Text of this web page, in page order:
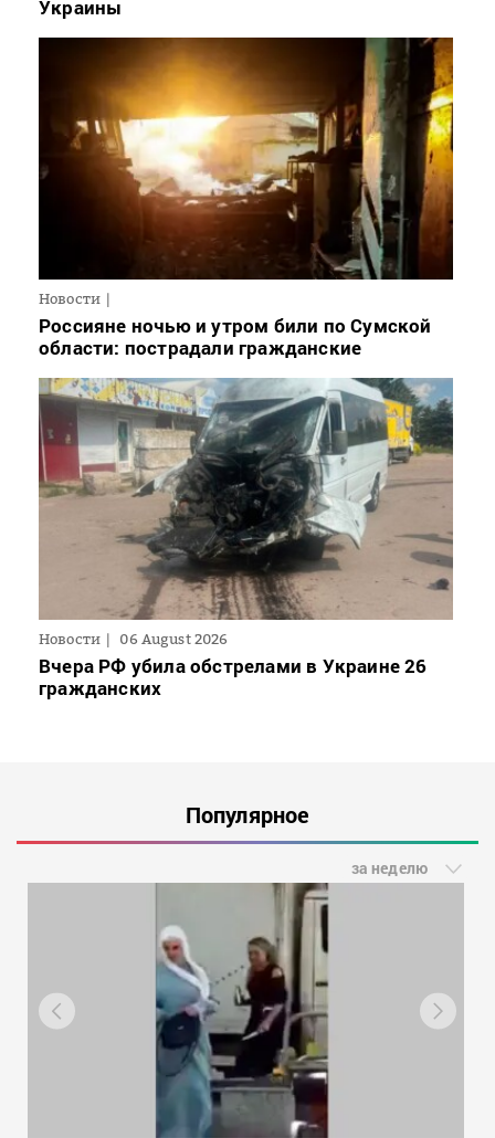
Украины
Новости
Россияне ночью и утром били по Сумской
области: пострадали гражданские
Новости 06 August 2026
Вчера РФ убила обстрелами в Украине 26
гражданских
Популярное
за неделю